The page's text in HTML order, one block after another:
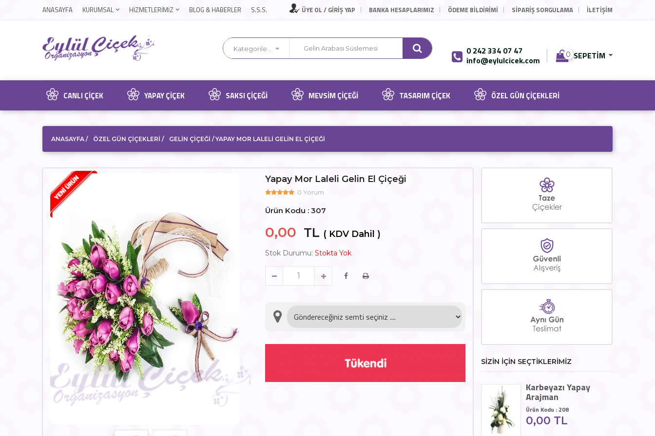
ANASAYFA KURUMSAL HİZMETLERİMİZ BLOG & HABERLER S.S.S. ÜYE OL / GİRİŞ YAP BANKA HESAPLARIMIZ ÖDEME BILDIRIMI SIPARIŞ SORGULAMA İLETİŞİM
0 242 334 07 47
info@eylulcicek.com
0 SEPETIM
CANLI ÇIÇEK YAPAY ÇIÇEK SAKSI ÇIÇEĞI MEVSIM ÇIÇEĞI TASARIM ÇIÇEK ÖZEL GÜN ÇIÇEKLERI
ANASAYFA / ÖZEL GÜN ÇIÇEKLERI / GELIN ÇIÇEĞI /YAPAY MOR LALELI GELIN EL ÇIÇEĞI
Yapay Mor Laleli Gelin El Çiçeği
0 Yorum
Ürün Kodu : 307
0,00 TL ( KDV Dahil )
Stok Durumu: Stokta Yok
SİZİN İÇİN SEÇTİKLERİMİZ
Karbeyazı Yapay
Arajman
Ürün Kodu : 208
0,00 TL